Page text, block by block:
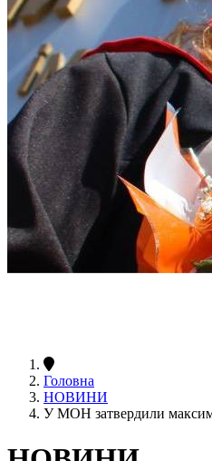
Головна
НОВИНИ
У МОН затвердили